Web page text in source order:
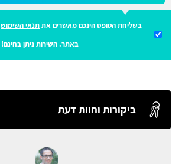
בשליחת הטופס הינכם מאשרים אתתנאי השימוש
באתר. השירות ניתן בחינם!
ביקורות וחוות דעת